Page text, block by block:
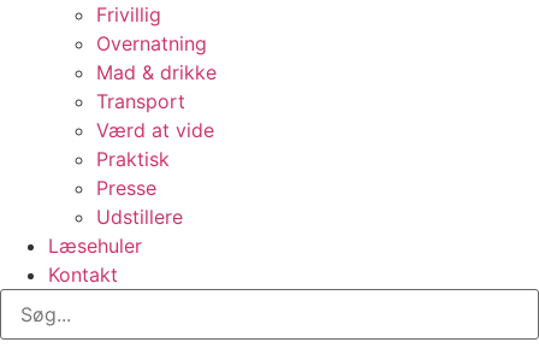
Frivillig
Overnatning
Mad & drikke
Transport
Værd at vide
Praktisk
Presse
Udstillere
Læsehuler
Kontakt